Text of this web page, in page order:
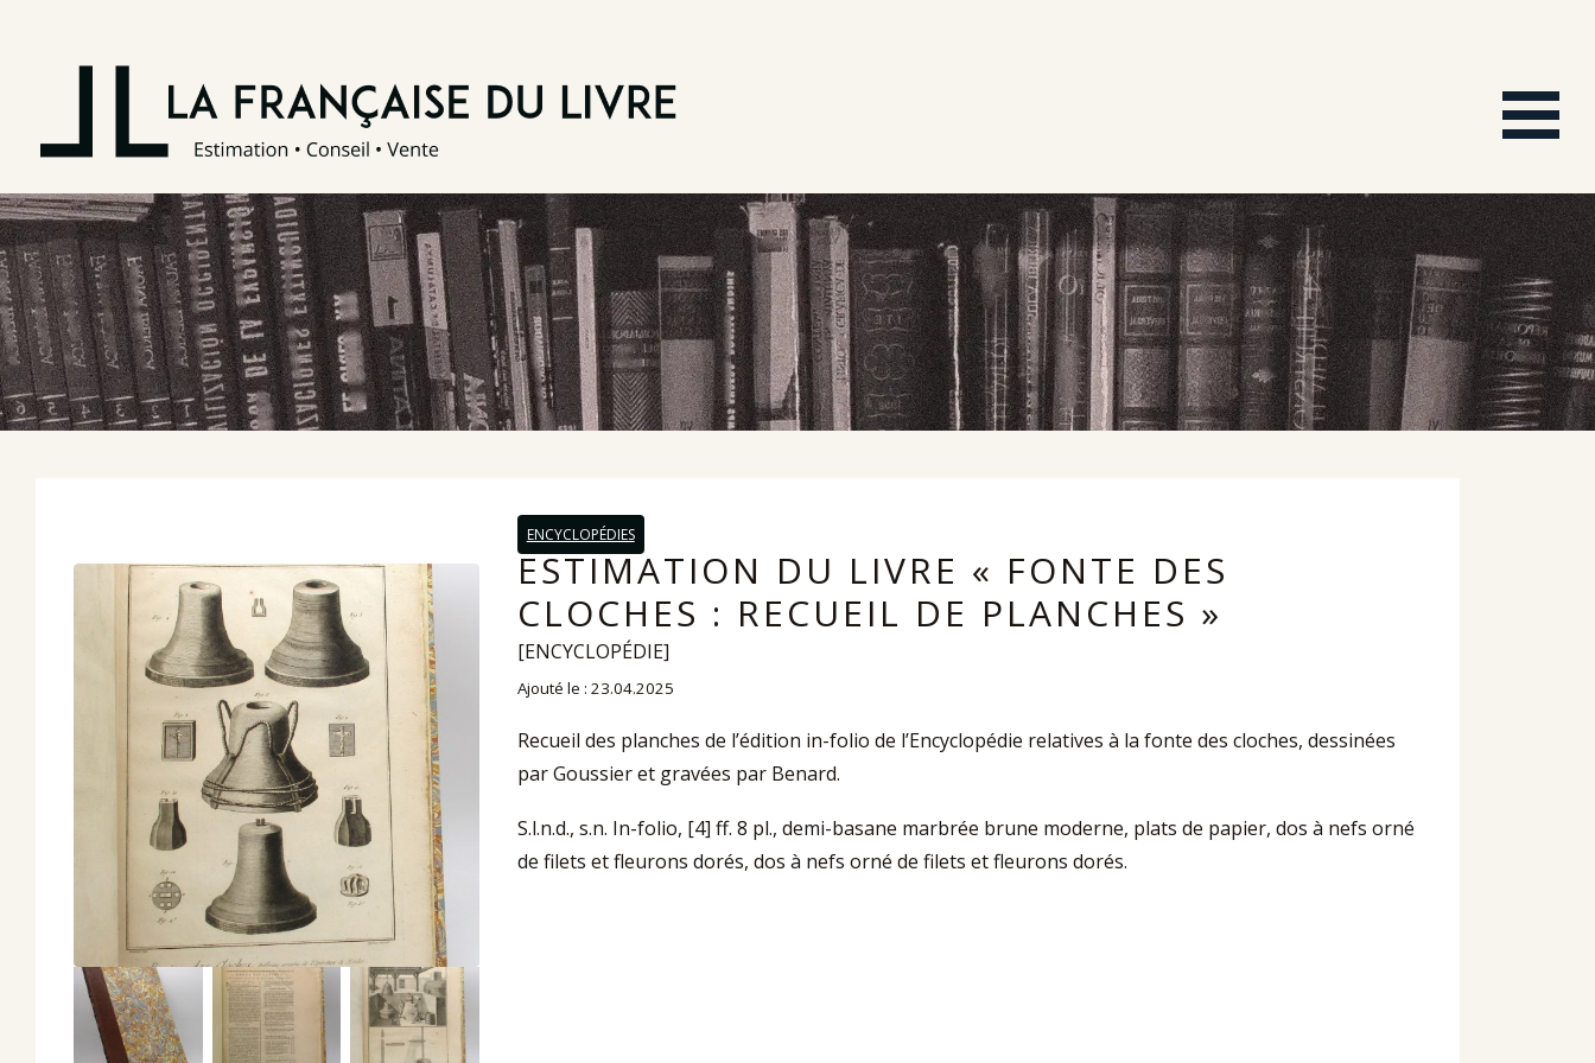
ENCYCLOPÉDIES
ESTIMATION DU LIVRE « FONTE DES
CLOCHES : RECUEIL DE PLANCHES »
[ENCYCLOPÉDIE]
Ajouté le : 23.04.2025
Recueil des planches de l’édition in-folio de l’Encyclopédie relatives à la fonte des cloches, dessinées
par Goussier et gravées par Benard.
S.l.n.d., s.n. In-folio, [4] ff. 8 pl., demi-basane marbrée brune moderne, plats de papier, dos à nefs orné
de filets et fleurons dorés, dos à nefs orné de filets et fleurons dorés.